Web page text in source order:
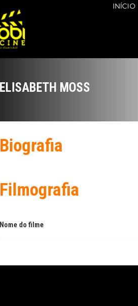
INÍCIO
ELISABETH MOSS
Biografia
Filmografia
Nome do filme